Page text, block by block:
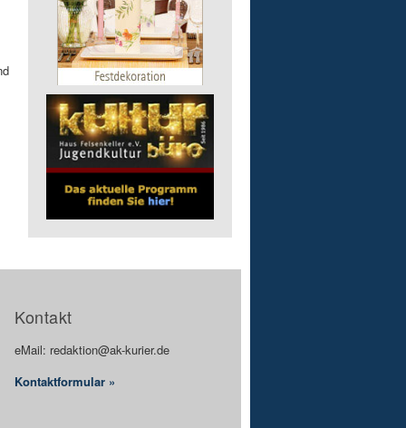
Kontakt
eMail: redaktion@ak-kurier.de
Kontaktformular »